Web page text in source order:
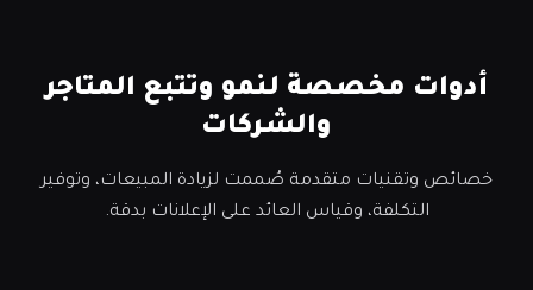
أدوات مخصصة لنمو وتتبع المتاجر
والشركات
خصائص وتقنيات متقدمة صُممت لزيادة المبيعات، وتوفير
التكلفة، وقياس العائد على الإعلانات بدقة.